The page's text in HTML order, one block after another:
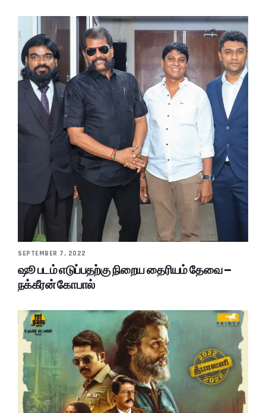
SEPTEMBER 7, 2022
ஷூ படம் எடுப்பதற்கு நிறைய தைரியம் தேவை –
நக்கீரன் கோபால்